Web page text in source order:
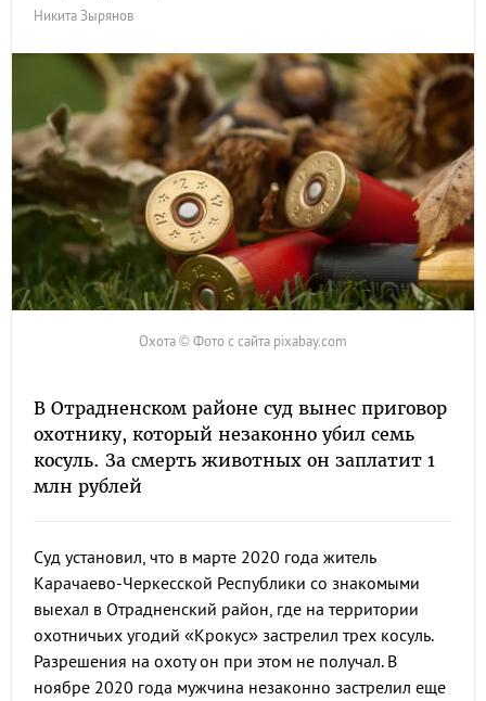
Никита Зырянов
Охота © Фото с сайта pixabay.com
В Отрадненском районе суд вынес приговор
охотнику, который незаконно убил семь
косуль. За смерть животных он заплатит 1
млн рублей
Суд установил, что в марте 2020 года житель
Карачаево-Черкесской Республики со знакомыми
выехал в Отрадненский район, где на территории
охотничьих угодий «Крокус» застрелил трех косуль.
Разрешения на охоту он при этом не получал. В
ноябре 2020 года мужчина незаконно застрелил еще